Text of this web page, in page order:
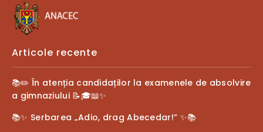
Articole recente
📚✏️ În atenția candidaților la examenele de absolvire
a gimnaziului 📝🎓📖✨
📚✨ Serbarea „Adio, drag Abecedar!” ✨📚